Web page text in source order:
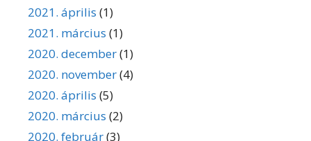
2021. április (1)
2021. március (1)
2020. december(1)
2020. november(4)
2020. április (5)
2020. március (2)
2020. február(3)